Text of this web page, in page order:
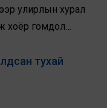
улирлын хурал
хоёр гомдол
тухай